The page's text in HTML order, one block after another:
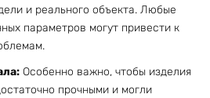
и реального объекта. Любые
параметров могут привести к
Особенно важно, чтобы изделия
прочными и могли